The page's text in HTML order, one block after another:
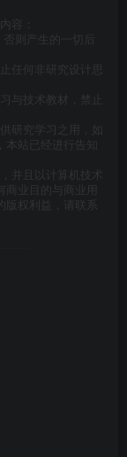
容：
则产生的一切后
任何非研究设计思
与技术教材，禁止
研究学习之用，如
站已经进行告知
并且以计算机技术
业目的与商业用
版权利益，请联系